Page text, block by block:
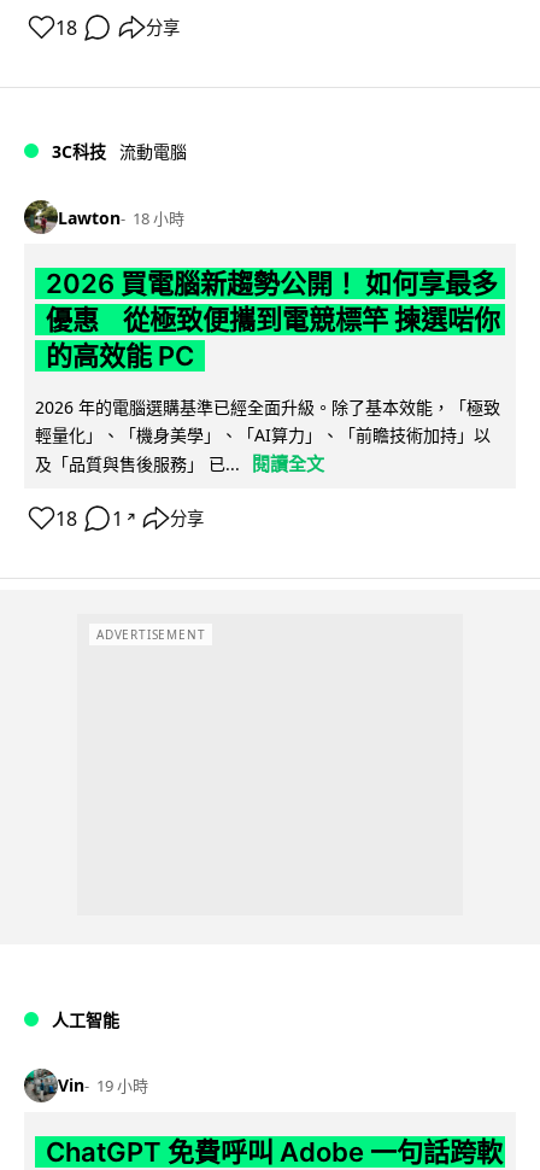
18 分享
3C科技 流動電腦
Lawton 18 小時
2026 買電腦新趨勢公開！ 如何享最多
優惠 從極致便攜到電競標竿 揀選啱你
的高效能 PC
2026 年的電腦選購基準已經全面升級。除了基本效能，「極致
輕量化」、「機身美學」、「AI算力」、「前瞻技術加持」以
及「品質與售後服務」 已...
閱讀全文
18 1 ↗ 分享
ADVERTISEMENT
人工智能
Vin 19 小時
ChatGPT 免費呼叫 Adobe 一句話跨軟